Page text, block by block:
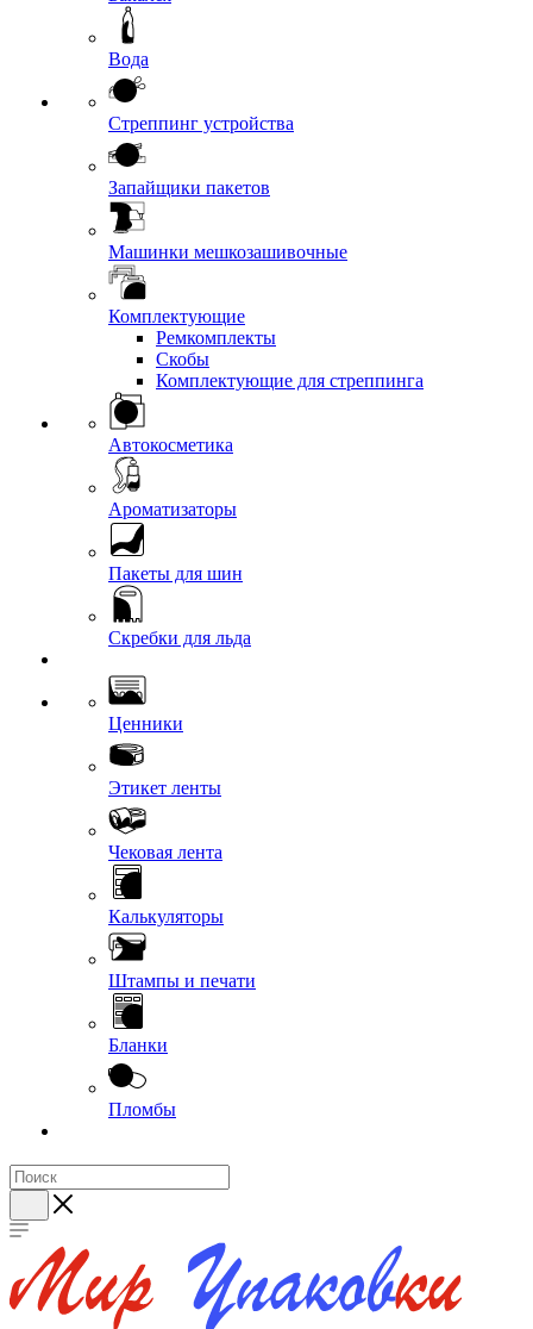
Вода
Стреппинг устройства
Запайщики пакетов
Машинки мешкозашивочные
Комплектующие
Ремкомплекты
Скобы
Комплектующие для стреппинга
Автокосметика
Ароматизаторы
Пакеты для шин
Скребки для льда
Ценники
Этикет ленты
Чековая лента
Калькуляторы
Штампы и печати
Бланки
Пломбы